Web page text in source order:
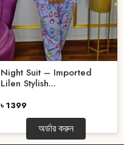
Night Suit – Imported
Lilen Stylish...
৳ 1399
অর্ডার করুন